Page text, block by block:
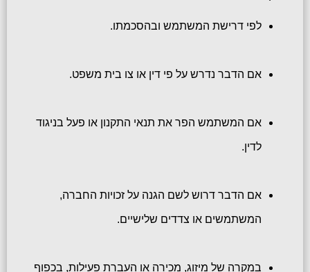
לפי דרישת המשתמש ובהסכמתו.
אם הדבר נדרש על פי דין או צו בית משפט.
אם המשתמש הפר את תנאי התקנון או פעל בניגוד
לדין.
אם הדבר דרוש לשם הגנה על זכויות החברה,
המשתמשים או צדדים שלישיים.
במקרה של מיזוג, מכירה או העברת פעילות, בכפוף